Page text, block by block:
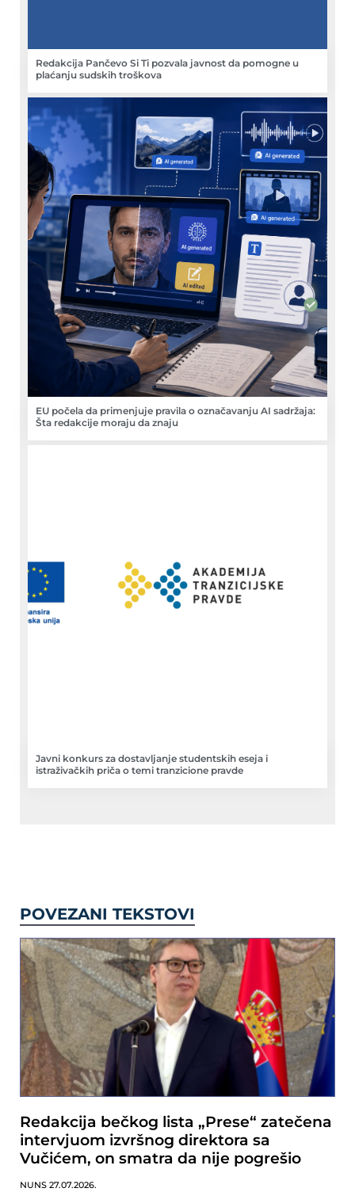
Redakcija Pančevo Si Ti pozvala javnost da pomogne u
plaćanju sudskih troškova
EU počela da primenjuje pravila o označavanju AI sadržaja:
Šta redakcije moraju da znaju
Javni konkurs za dostavljanje studentskih eseja i
istraživačkih priča o temi tranzicione pravde
POVEZANI TEKSTOVI
Redakcija bečkog lista „Prese“ zatečena
intervjuom izvršnog direktora sa
Vučićem, on smatra da nije pogrešio
NUNS 27.07.2026.